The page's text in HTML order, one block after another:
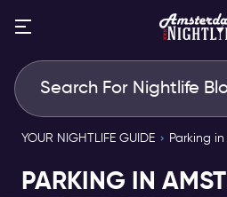
YOUR NIGHTLIFE GUIDE Parking
PARKING IN